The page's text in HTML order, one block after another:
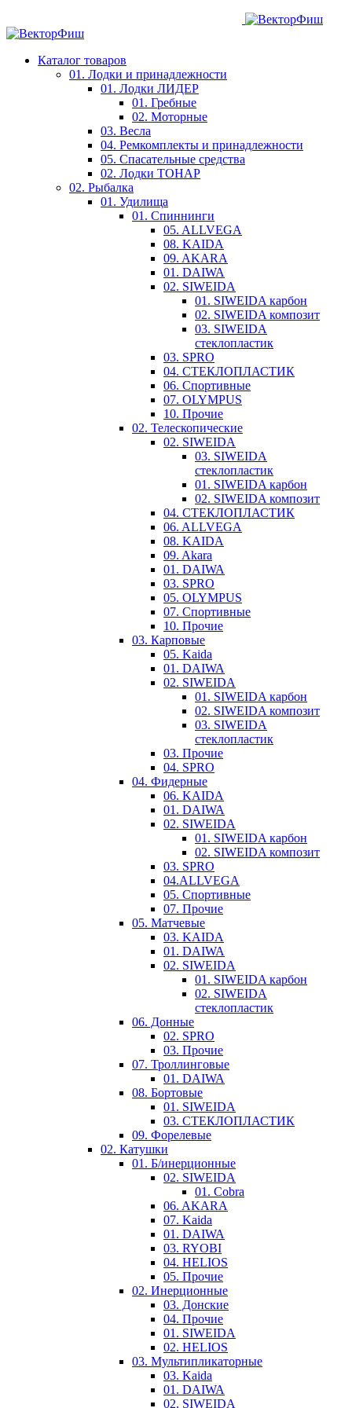
Каталог товаров
01. Лодки и принадлежности
01. Лодки ЛИДЕР
01. Гребные
02. Моторные
03. Весла
04. Ремкомплекты и принадлежности
05. Спасательные средства
02. Лодки ТОНАР
02. Рыбалка
01. Удилища
01. Спиннинги
05. ALLVEGA
08. KAIDA
09. AKARA
01. DAIWA
02. SIWEIDA
01. SIWEIDA карбон
02. SIWEIDA композит
03. SIWEIDA
стеклопластик
03. SPRO
04. СТЕКЛОПЛАСТИК
06. Спортивные
07. OLYMPUS
10. Прочие
02. Телескопические
02. SIWEIDA
03. SIWEIDA
стеклопластик
01. SIWEIDA карбон
02. SIWEIDA композит
04. СТЕКЛОПЛАСТИК
06. ALLVEGA
08. KAIDA
09. Akara
01. DAIWA
03. SPRO
05. OLYMPUS
07. Спортивные
10. Прочие
03. Карповые
05. Kaida
01. DAIWA
02. SIWEIDA
01. SIWEIDA карбон
02. SIWEIDA композит
03. SIWEIDA
стеклопластик
03. Прочие
04. SPRO
04. Фидерные
06. KAIDA
01. DAIWA
02. SIWEIDA
01. SIWEIDA карбон
02. SIWEIDA композит
03. SPRO
04.ALLVEGA
05. Спортивные
07. Прочие
05. Матчевые
03. KAIDA
01. DAIWA
02. SIWEIDA
01. SIWEIDA карбон
02. SIWEIDA
стеклопластик
06. Донные
02. SPRO
03. Прочие
07. Троллинговые
01. DAIWA
08. Бортовые
01. SIWEIDA
03. СТЕКЛОПЛАСТИК
09. Форелевые
02. Катушки
01. Б/инерционные
02. SIWEIDA
01. Cobra
06. AKARA
07. Kaida
01. DAIWA
03. RYOBI
04. HELIOS
05. Прочие
02. Инерционные
03. Донские
04. Прочие
01. SIWEIDA
02. HELIOS
03. Мультипликаторные
03. Kaida
01. DAIWA
02. SIWEIDA